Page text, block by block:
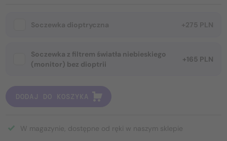
Soczewka dioptryczna +275 PLN
Soczewka z filtrem światła niebieskiego
(monitor) bez dioptrii
+165 PLN
DODAJ DO KOSZYKA
W magazynie, dostępne od ręki w naszym sklepie